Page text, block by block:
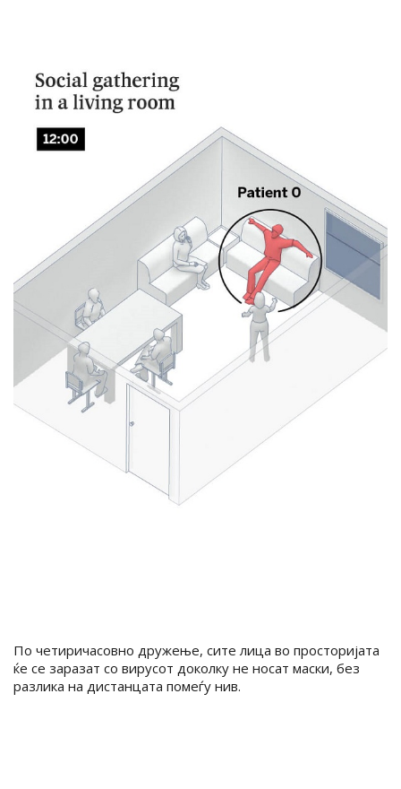
По четиричасовно дружење, сите лица во просторијата
ќе се заразат со вирусот доколку не носат маски, без
разлика на дистанцата помеѓу нив.